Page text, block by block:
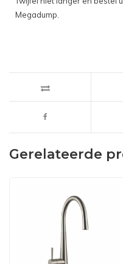
Megadump.
Gerelateerde